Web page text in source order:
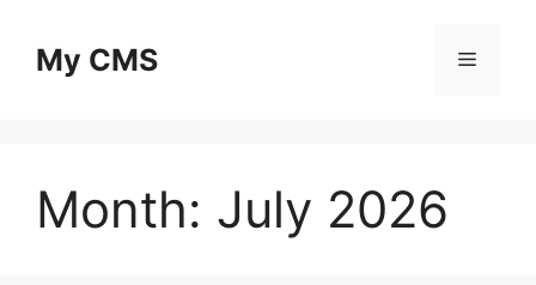
contentMy CMS Menu
Month: July 2026